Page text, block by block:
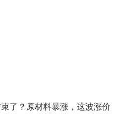
了？原材料暴涨，这波涨价